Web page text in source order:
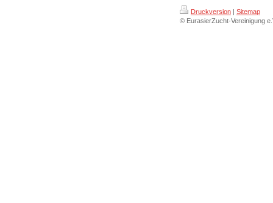
Druckversion | Sitemap
© EurasierZucht-Vereinigung